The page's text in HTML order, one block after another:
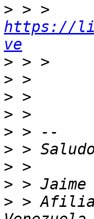
>
https://
ve
>
>
>
>
>
>
>
>
> >